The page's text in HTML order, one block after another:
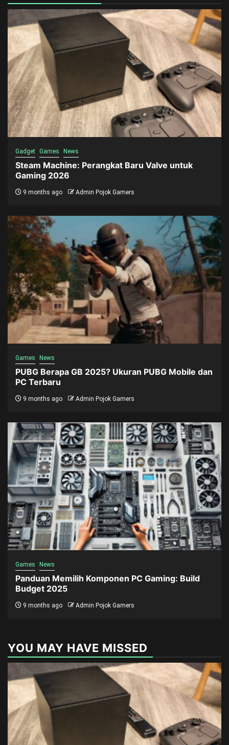
Gadget Games News
Steam Machine: Perangkat Baru Valve untuk
Gaming 2026
9 months ago Admin Pojok Gamers
Games News
PUBG Berapa GB 2025? Ukuran PUBG Mobile dan
PC Terbaru
9 months ago Admin Pojok Gamers
Games News
Panduan Memilih Komponen PC Gaming: Build
Budget 2025
9 months ago Admin Pojok Gamers
YOU MAY HAVE MISSED